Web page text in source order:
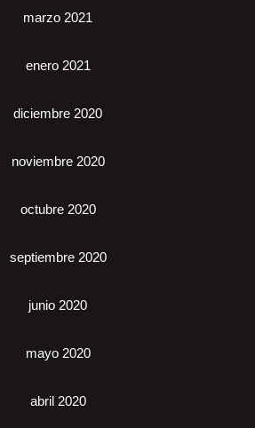
marzo 2021
enero 2021
diciembre 2020
noviembre 2020
octubre 2020
septiembre 2020
junio 2020
mayo 2020
abril 2020